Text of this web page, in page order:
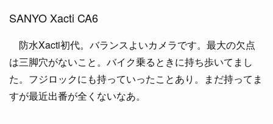
SANYO Xacti CA6
防水Xacti初代。バランスよいカメラです。最大の欠点
は三脚穴がないこと。バイク乗るときに持ち歩いてまし
た。フジロックにも持っていったことあり。まだ持ってま
すが最近出番が全くないなあ。